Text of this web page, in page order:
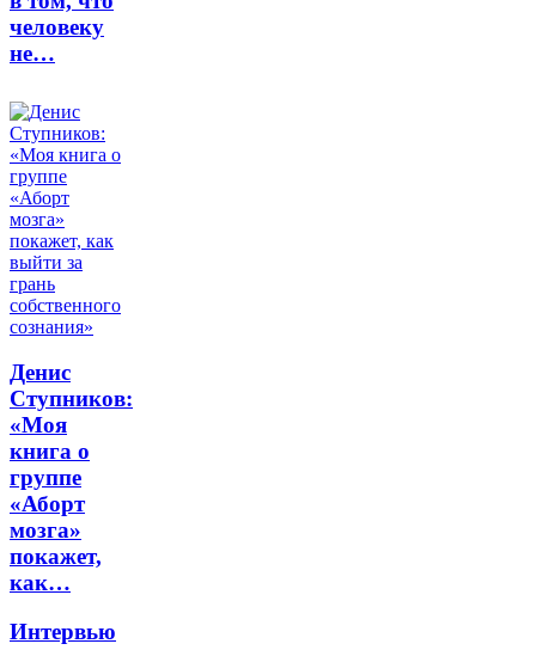
человеку
не…
Денис
Ступников:
«Моя
книга о
группе
«Аборт
мозга»
покажет,
как…
Интервью